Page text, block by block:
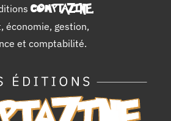
COMPTAZINE.
économie, gestion,
et comptabilité.